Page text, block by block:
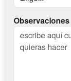
Observaciones